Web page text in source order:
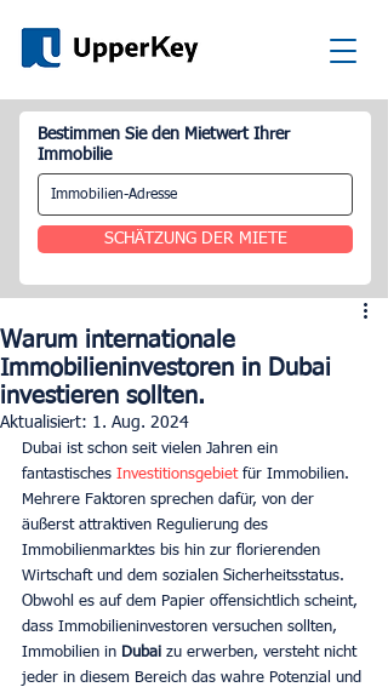
Bestimmen Sie den Mietwert Ihrer
Immobilie
SCHÄTZUNG DER MIETE
Warum internationale
Immobilieninvestoren in Dubai
investieren sollten.
Aktualisiert: 1. Aug. 2024
Dubai ist schon seit vielen Jahren ein
fantastisches Investitionsgebiet für Immobilien.
Mehrere Faktoren sprechen dafür, von der
äußerst attraktiven Regulierung des
Immobilienmarktes bis hin zur florierenden
Wirtschaft und dem sozialen Sicherheitsstatus.
Obwohl es auf dem Papier offensichtlich scheint,
dass Immobilieninvestoren versuchen sollten,
Immobilien in Dubai zu erwerben, versteht nicht
jeder in diesem Bereich das wahre Potenzial und